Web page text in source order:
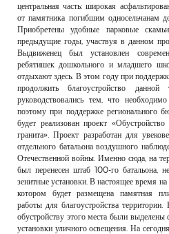
центральная часть: широкая
от памятника погибшим односельчанам
Приобретены удобные парковые
предыдущие годы, участвуя в данном
Выдвиженец был установлен
ребятишек дошкольного и младшего
отдыхают здесь. В этом году при
продолжить благоустройство
руководствовались тем, что
поэтому при поддержке регионального
будет реализован проект
гранита». Проект разработан для
отдельного батальона воздушного
Отечественной войны. Именно сюда, на
был перенесен штаб 100-го батальона,
зенитные установки. В настоящее время
котором будет размещена памятная
работы для благоустройства
обустройству этого места были выделены
установки уличного освещения. На